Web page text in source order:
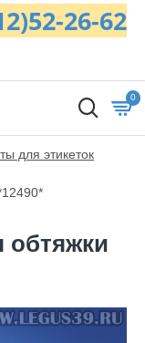
26-62
0
для этикеток
обтяжки